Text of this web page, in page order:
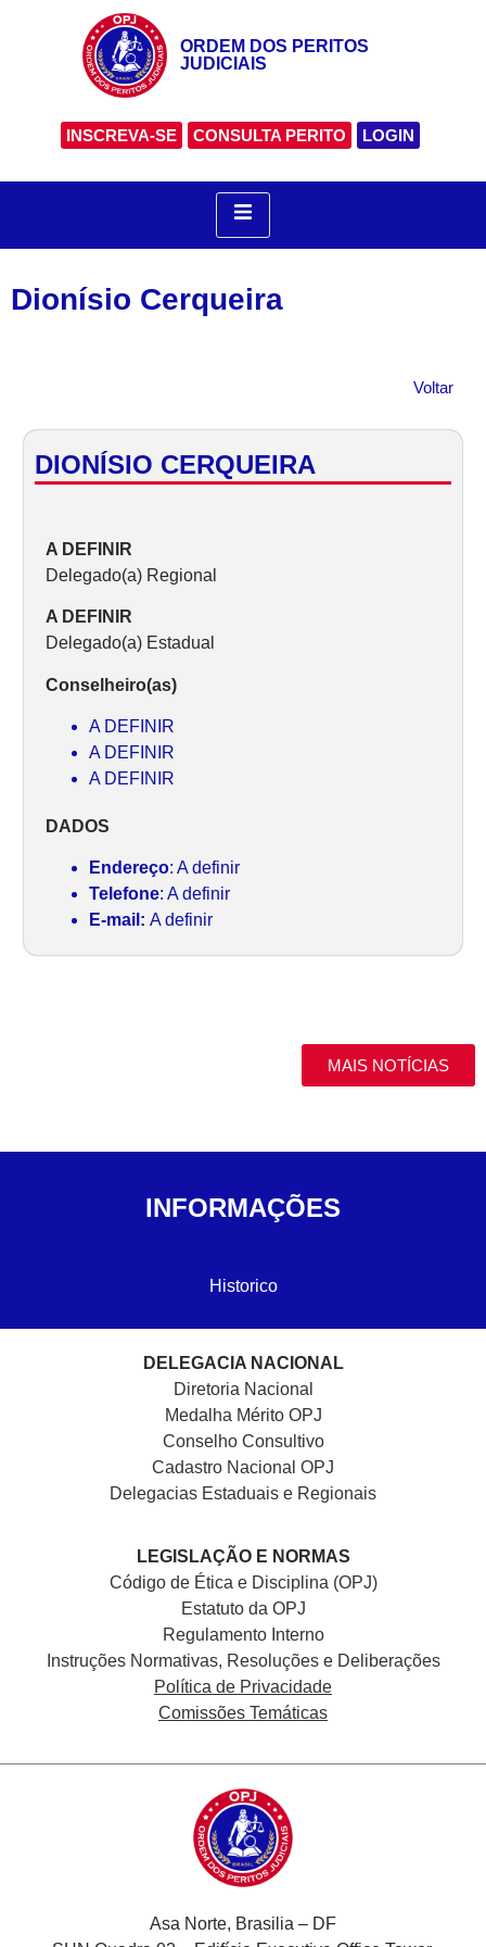
ORDEM DOS PERITOS
JUDICIAIS
INSCREVA-SE CONSULTA PERITO LOGIN
Dionísio Cerqueira
Voltar
DIONÍSIO CERQUEIRA
A DEFINIR
Delegado(a) Regional
A DEFINIR
Delegado(a) Estadual
Conselheiro(as)
A DEFINIR
A DEFINIR
A DEFINIR
DADOS
Endereço: A definir
Telefone: A definir
E-mail: A definir
MAIS NOTÍCIAS
INFORMAÇÕES
Historico
DELEGACIA NACIONAL
Diretoria Nacional
Medalha Mérito OPJ
Conselho Consultivo
Cadastro Nacional OPJ
Delegacias Estaduais e Regionais
LEGISLAÇÃO E NORMAS
Código de Ética e Disciplina (OPJ)
Estatuto da OPJ
Regulamento Interno
Instruções Normativas, Resoluções e Deliberações
Política de Privacidade
Comissões Temáticas
Asa Norte, Brasilia – DF